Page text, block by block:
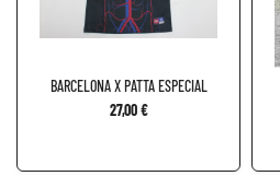
BARCELONA X PATTA ESPECIAL
27,00 €